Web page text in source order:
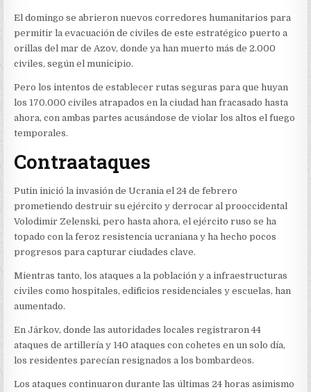
El domingo se abrieron nuevos corredores humanitarios para
permitir la evacuación de civiles de este estratégico puerto a
orillas del mar de Azov, donde ya han muerto más de 2.000
civiles, según el municipio.
Pero los intentos de establecer rutas seguras para que huyan
los 170.000 civiles atrapados en la ciudad han fracasado hasta
ahora, con ambas partes acusándose de violar los altos el fuego
temporales.
Contraataques
Putin inició la invasión de Ucrania el 24 de febrero
prometiendo destruir su ejército y derrocar al prooccidental
Volodimir Zelenski, pero hasta ahora, el ejército ruso se ha
topado con la feroz resistencia ucraniana y ha hecho pocos
progresos para capturar ciudades clave.
Mientras tanto, los ataques a la población y a infraestructuras
civiles como hospitales, edificios residenciales y escuelas, han
aumentado.
En Járkov, donde las autoridades locales registraron 44
ataques de artillería y 140 ataques con cohetes en un solo día,
los residentes parecían resignados a los bombardeos.
Los ataques continuaron durante las últimas 24 horas asimismo